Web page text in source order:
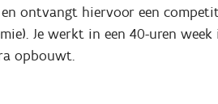
en ontvangt hiervoor een
Je werkt in een 40-uren
opbouwt.